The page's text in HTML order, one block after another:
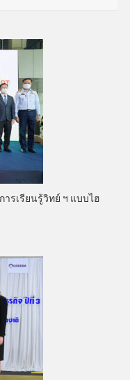
ารเรียนรู้วิทย์ ฯ แบบไฮ